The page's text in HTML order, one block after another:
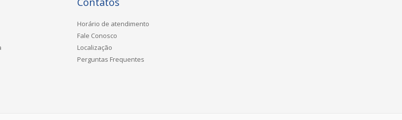
Horário de atendimento
Fale Conosco
Localização
Perguntas Frequentes